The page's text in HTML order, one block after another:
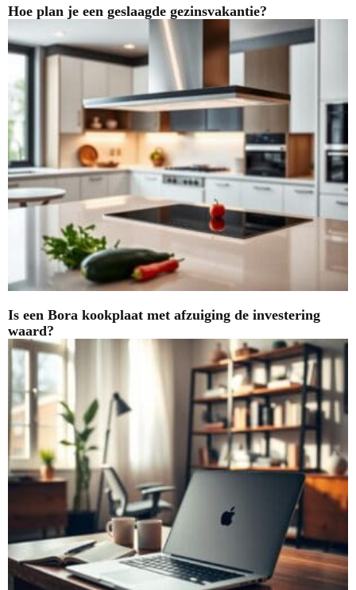
Hoe plan je een geslaagde gezinsvakantie?
Is een Bora kookplaat met afzuiging de investering
waard?